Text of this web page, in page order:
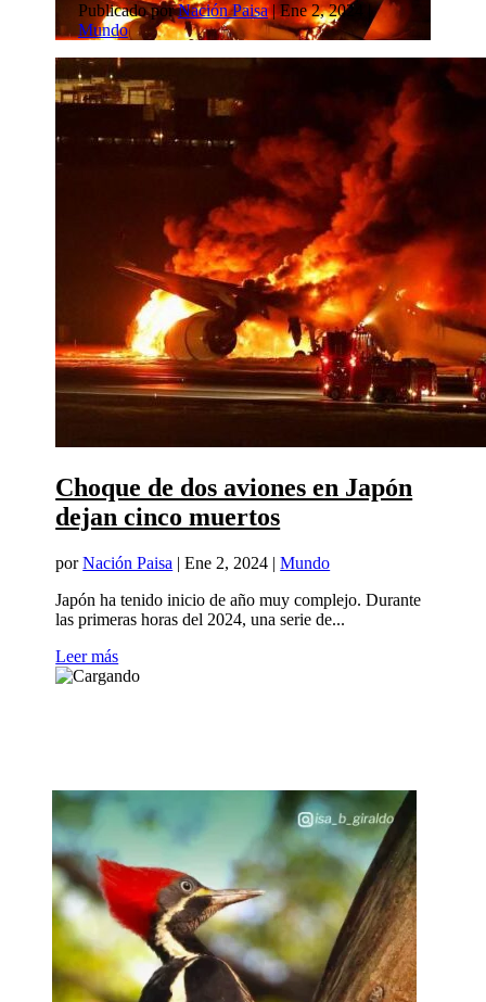
Publicado porNación Paisa|Ene 2, 2024
Mundo
Choque de dos aviones en Japón
dejan cinco muertos
porNación Paisa |Ene 2, 2024 |Mundo
Japón ha tenido inicio de año muy complejo. Durante
las primeras horas del 2024, una serie de...
Leer más